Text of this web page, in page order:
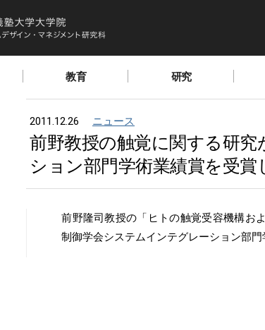
教育 研究
2011.12.26 ニュース
前野教授の触覚に関する研
ション部門学術業績賞を受賞
前野隆司教授の「ヒトの触覚受容機構お
制御学会システムインテグレーション部門